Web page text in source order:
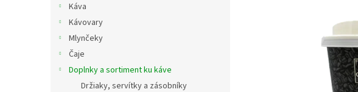
Káva
Kávovary
Mlynčeky
Čaje
Doplnky a sortiment ku káve
Držiaky, servítky a zásobníky